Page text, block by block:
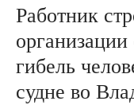
Работник
организации
гибель
судне во